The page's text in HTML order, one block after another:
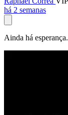
há 2 semanas
Ainda há esperança.